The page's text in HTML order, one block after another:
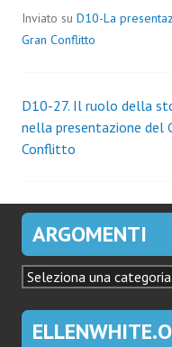
Inviato su D10-La
Gran Conflitto
Navigazione
articoli
D10-27. Il ruolo della
nella presentazione del
Conflitto
ARGOMENTI
ARGOMENTI